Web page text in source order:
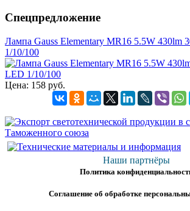
Спецпредложение
Лампа Gauss Elementary MR16 5.5W 430lm
1/10/100
Цена: 158 руб.
Наши партнёры
Политика
Соглашение об обработке